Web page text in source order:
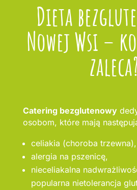
Dieta
Nowej Wsi –
Catering bezglutenowy
osobom, które mają
celiakia (choroba trzewna),
alergia na pszenicę,
nieceliakalna
popularna nietolerancja